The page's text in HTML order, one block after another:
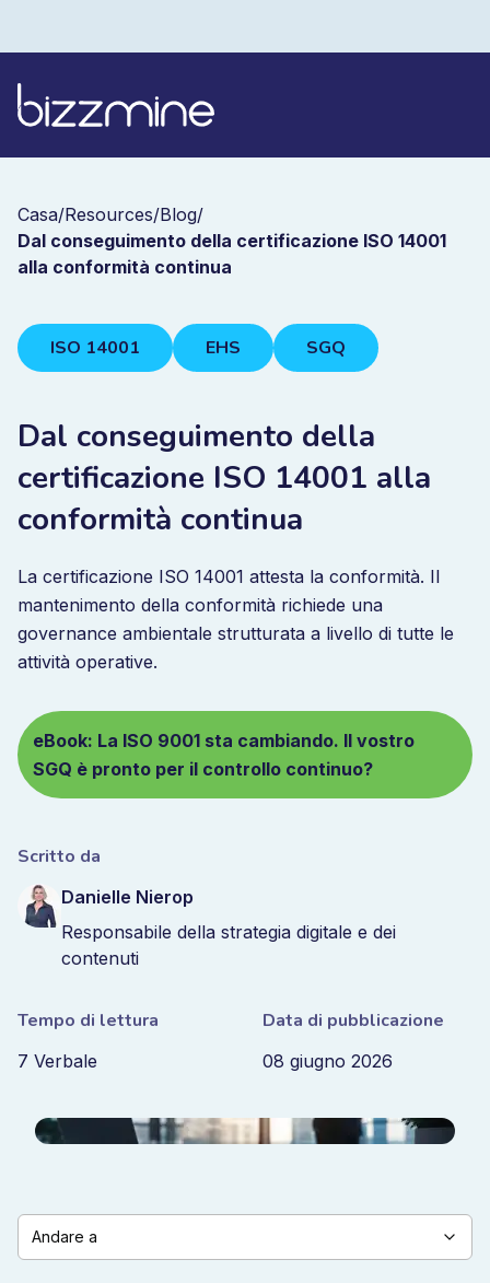
Casa/Resources/Blog/
Dal conseguimento della certificazione ISO 14001
alla conformità continua
ISO 14001 EHS SGQ
Dal conseguimento della
certificazione ISO 14001 alla
conformità continua
La certificazione ISO 14001 attesta la conformità. Il
mantenimento della conformità richiede una
governance ambientale strutturata a livello di tutte le
attività operative.
eBook: La ISO 9001 sta cambiando. Il vostro
SGQ è pronto per il controllo continuo?
Scritto da
Danielle Nierop
Responsabile della strategia digitale e dei
contenuti
Tempo di lettura
7 Verbale
Data di pubblicazione
08 giugno 2026
Andare a